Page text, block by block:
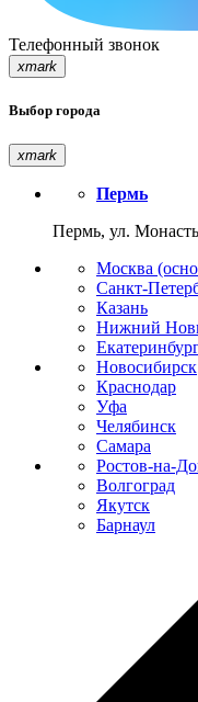
Телефонный звонок
xmark
Выбор города
xmark
Пермь
Пермь, ул.
Москва
Санкт-
Казань
Нижний
Новосибирск
Краснодар
Уфа
Челябинск
Самара
Ростов-на-
Волгоград
Якутск
Барнаул